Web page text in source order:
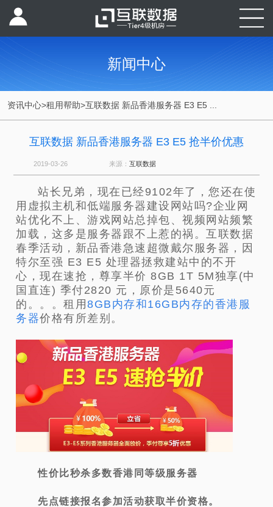
新闻中心
资讯中心>租用帮助>互联数据 新品香港服务器 E3 E5 ...
互联数据 新品香港服务器 E3 E5 抢半价优惠
2019-03-26 来源： 互联数据
站长兄弟，现在已经9102年了，您还在使
用虚拟主机和低端服务器建设网站吗?企业网
站优化不上、游戏网站总掉包、视频网站频繁
加载，这多是服务器跟不上惹的祸。互联数据
春季活动，新品香港急速超微戴尔服务器，因
特尔至强 E3 E5 处理器拯救建站中的不开
心，现在速抢，尊享半价 8GB 1T 5M独享(中
国直连) 季付2820 元，原价是5640元
的。。。租用8GB内存和16GB内存的香港服
务器价格有所差别。
性价比秒杀多数香港同等级服务器
先点链接报名参加活动获取半价资格。